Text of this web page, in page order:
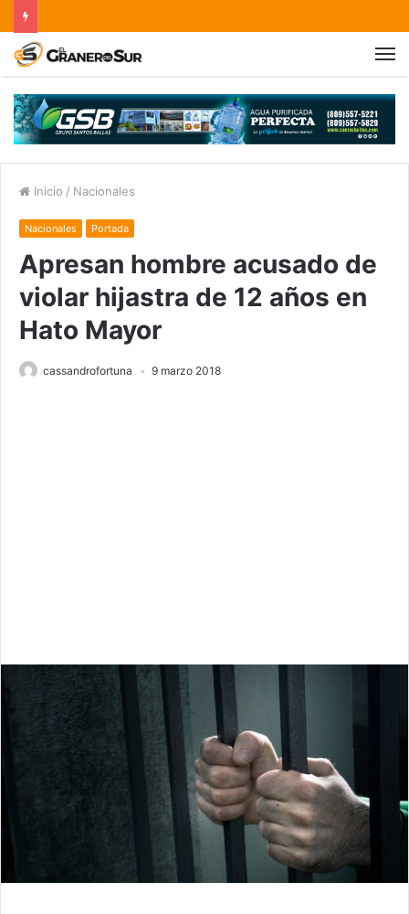
Inicio / Nacionales
Nacionales Portada
Apresan hombre acusado de
violar hijastra de 12 años en
Hato Mayor
cassandrofortuna 9 marzo 2018